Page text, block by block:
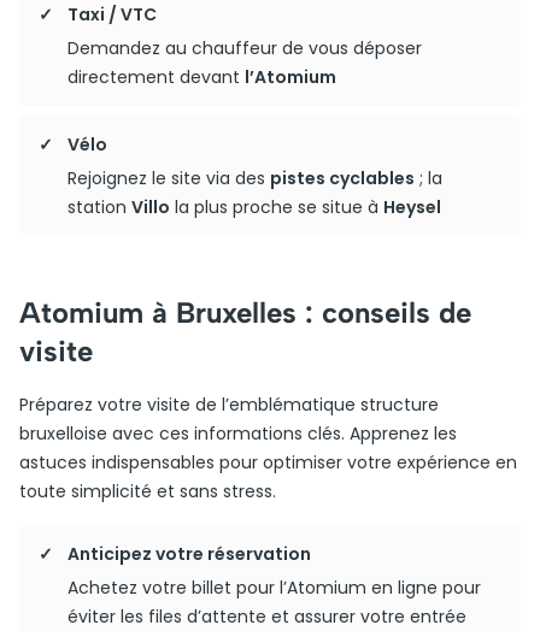
Taxi / VTC
Demandez au chauffeur de vous déposer
directement devant l’Atomium
Vélo
Rejoignez le site via des pistes cyclables ; la
station Villo la plus proche se situe à Heysel
Atomium à Bruxelles : conseils de
visite
Préparez votre visite de l’emblématique structure
bruxelloise avec ces informations clés. Apprenez les
astuces indispensables pour optimiser votre expérience en
toute simplicité et sans stress.
Anticipez votre réservation
Achetez votre billet pour l’Atomium en ligne pour
éviter les files d’attente et assurer votre entrée